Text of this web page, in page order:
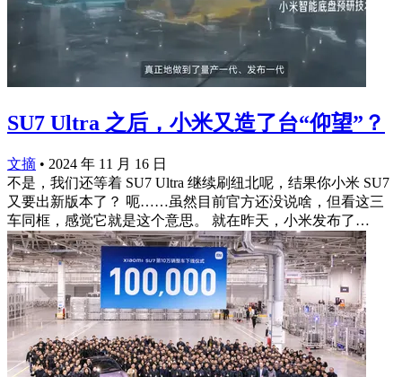
SU7 Ultra 之后，小米又造了台“仰望”？
文摘 • 2024 年 11 月 16 日
不是，我们还等着 SU7 Ultra 继续刷纽北呢，结果你小米 SU7
又要出新版本了？ 呃……虽然目前官方还没说啥，但看这三
车同框，感觉它就是这个意思。 就在昨天，小米发布了…